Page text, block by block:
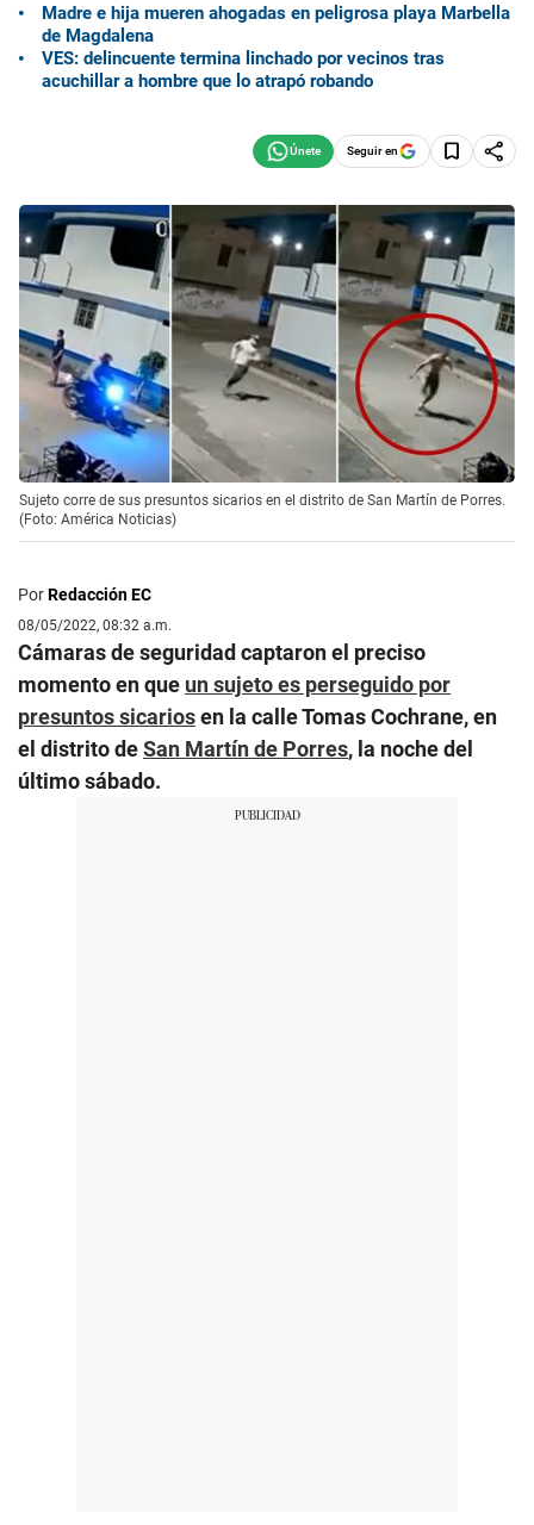
Madre e hija mueren ahogadas en peligrosa playa Marbella
de Magdalena
VES: delincuente termina linchado por vecinos tras
acuchillar a hombre que lo atrapó robando
Seguir en
Sujeto corre de sus presuntos sicarios en el distrito de San Martín de Porres.
(Foto: América Noticias)
PorRedacción EC
08/05/2022, 08:32 a.m.
Cámaras de seguridad captaron el preciso
momento en que un sujeto es perseguido por
presuntos sicariosen la calle Tomas Cochrane, en
el distrito deSan Martín de Porres, la noche del
último sábado.